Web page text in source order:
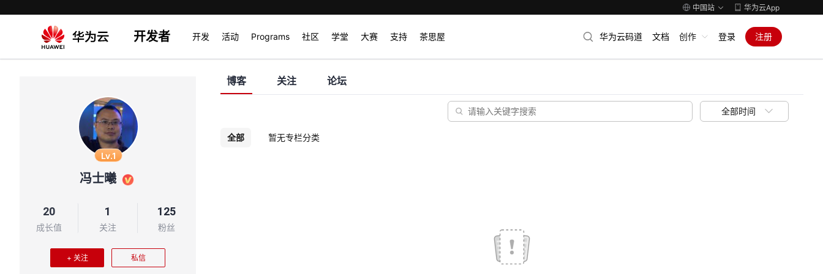
中国站 华为云App
开发者 开发 活动 Programs 社区 学堂 大赛 支持 茶思屋 华为云码道 文档 创作 登录 注册
Lv.1
冯士曦
20
成长值
1
关注
125
粉丝
+ 关注 私信
博客 关注 论坛
全部时间
全部 暂无专栏分类